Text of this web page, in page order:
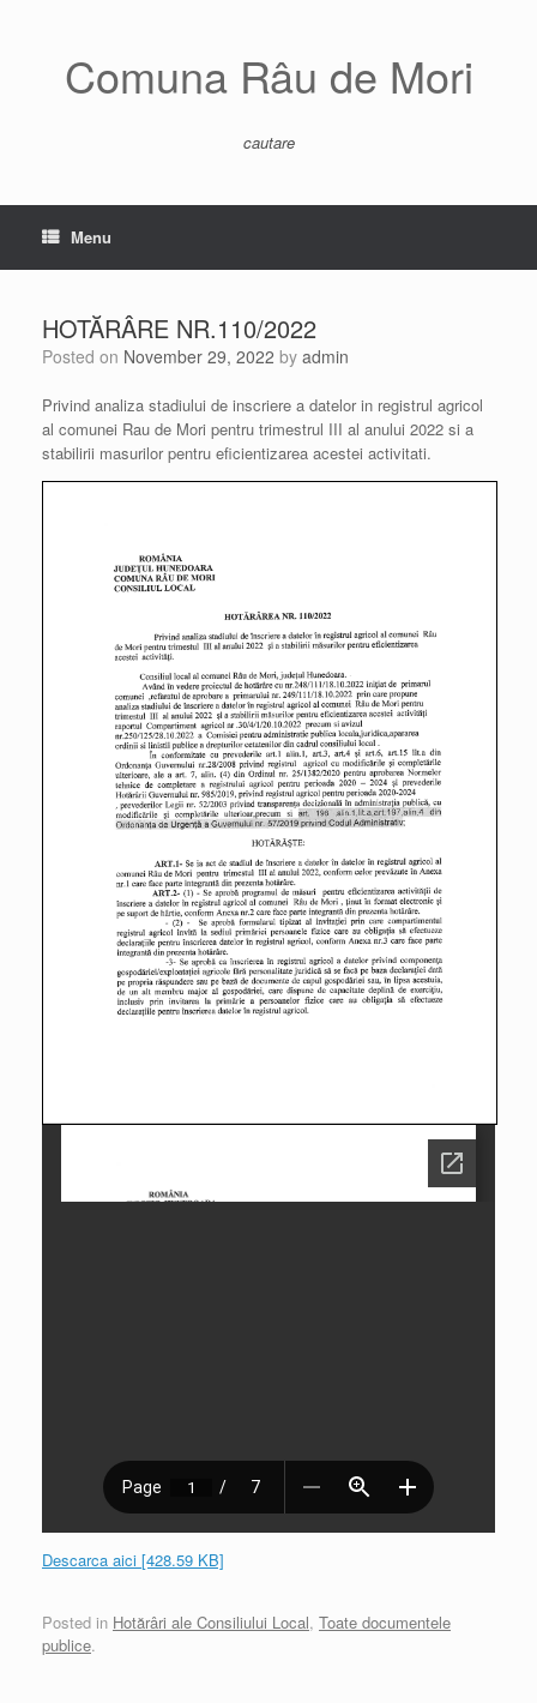
Comuna Râu de Mori
cautare
Menu
HOTĂRÂRE NR.110/2022
Posted on November 29, 2022 by admin
Privind analiza stadiului de inscriere a datelor in registrul agricol
al comunei Rau de Mori pentru trimestrul III al anului 2022 si a
stabilirii masurilor pentru eficientizarea acestei activitati.
Descarca aici [428.59 KB]
Posted in Hotărâri ale Consiliului Local, Toate documentele
publice.